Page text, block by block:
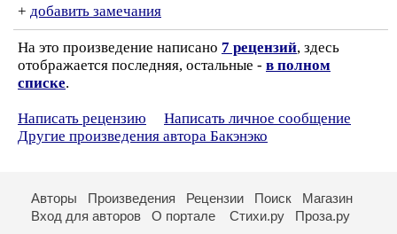
+ добавить замечания
На это произведение написано 7 рецензий, здесь
отображается последняя, остальные - в полном
списке.
Написать рецензию
Написать личное сообщение
Другие произведения автора Бакэнэко
Авторы Произведения Рецензии Поиск
Магазин
Вход для авторов
О портале Стихи.ру Проза.ру